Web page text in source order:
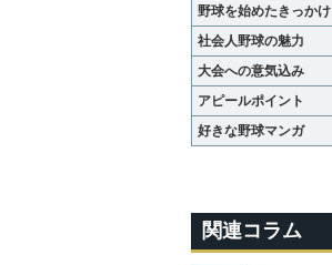
野球を始めたきっかけ
社会人野球の魅力
大会への意気込み
アピールポイント
好きな野球マンガ
関連コラム